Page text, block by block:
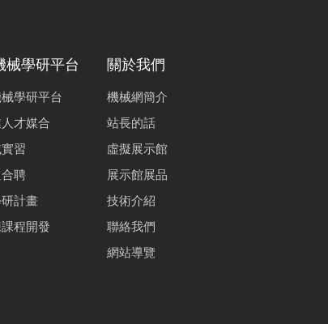
械學研平台
學研平台
才媒合
習
聘
計畫
程開發
關於我們
機械網簡介
站長的話
虛擬展示館
展示館展品
技術介紹
聯絡我們
網站導覽